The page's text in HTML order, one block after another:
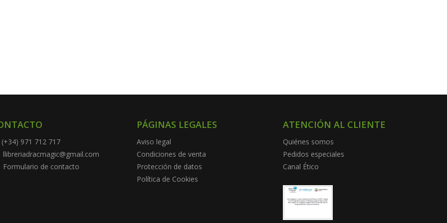
(+34) 971 712 717
llibreriadracmagic@gmail.com
Formulario de contacto
PÁGINAS LEGALES
Aviso legal
Condiciones de venta
Protección de datos
Política de Cookies
ATENCIÓN AL CLIENTE
Quiénes somos
Pedidos especiales
Canal Ético